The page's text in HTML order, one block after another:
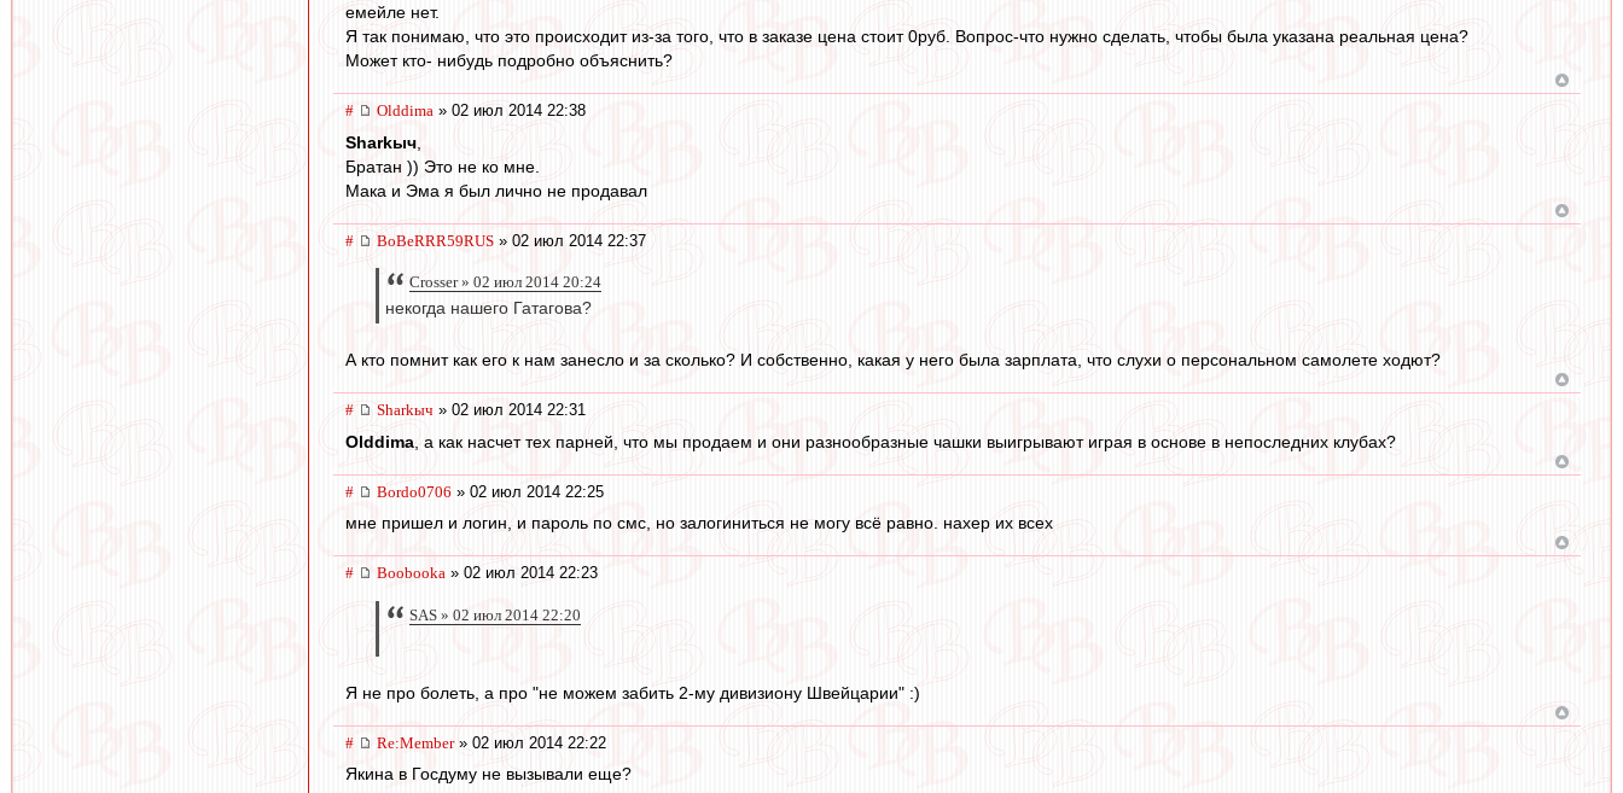
емейле нет.
Я так понимаю, что это происходит из-за того, что в заказе цена стоит 0руб. Вопрос-что нужно сделать, чтобы была указана реальная цена?
Может кто- нибудь подробно объяснить?
# Olddima » 02 июл 2014 22:38
Sharkыч
Братан )) Это не ко мне.
Мака и Эма я был лично не продавал
# BoBeRRR59RUS » 02 июл 2014 22:37
Crosser » 02 июл 2014 20:24
некогда нашего Гатагова?
А кто помнит как его к нам занесло и за сколько? И собственно, какая у него была зарплата, что слухи о персональном самолете ходют?
# Sharkыч » 02 июл 2014 22:31
Olddima , а как насчет тех парней, что мы продаем и они разнообразные чашки выигрывают играя в основе в непоследних клубах?
# Bordo0706 » 02 июл 2014 22:25
мне пришел и логин, и пароль по смс, но залогиниться не могу всё равно. нахер их всех
# Boobooka » 02 июл 2014 22:23
SAS » 02 июл 2014 22:20
Я не про болеть, а про "не можем забить 2-му дивизиону Швейцарии" :)
# Re:Member» 02 июл 2014 22:22
Якина в Госдуму не вызывали еще?